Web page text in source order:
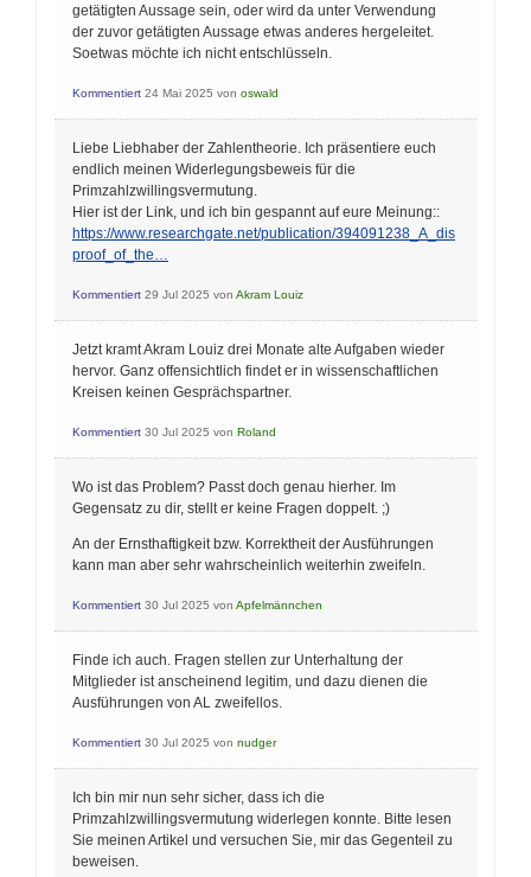
getätigten Aussage sein, oder wird da unter Verwendung
der zuvor getätigten Aussage etwas anderes hergeleitet.
Soetwas möchte ich nicht entschlüsseln.
Kommentiert 24 Mai 2025 von oswald
Liebe Liebhaber der Zahlentheorie. Ich präsentiere euch
endlich meinen Widerlegungsbeweis für die
Primzahlzwillingsvermutung.
Hier ist der Link, und ich bin gespannt auf eure Meinung::
https://www.researchgate.net/publication/394091238_A_dis
proof_of_the…
Kommentiert 29 Jul 2025 von Akram Louiz
Jetzt kramt Akram Louiz drei Monate alte Aufgaben wieder
hervor. Ganz offensichtlich findet er in wissenschaftlichen
Kreisen keinen Gesprächspartner.
Kommentiert 30 Jul 2025 von Roland
Wo ist das Problem? Passt doch genau hierher. Im
Gegensatz zu dir, stellt er keine Fragen doppelt. ;)
An der Ernsthaftigkeit bzw. Korrektheit der Ausführungen
kann man aber sehr wahrscheinlich weiterhin zweifeln.
Kommentiert 30 Jul 2025 von Apfelmännchen
Finde ich auch. Fragen stellen zur Unterhaltung der
Mitglieder ist anscheinend legitim, und dazu dienen die
Ausführungen von AL zweifellos.
Kommentiert 30 Jul 2025 von nudger
Ich bin mir nun sehr sicher, dass ich die
Primzahlzwillingsvermutung widerlegen konnte. Bitte lesen
Sie meinen Artikel und versuchen Sie, mir das Gegenteil zu
beweisen.